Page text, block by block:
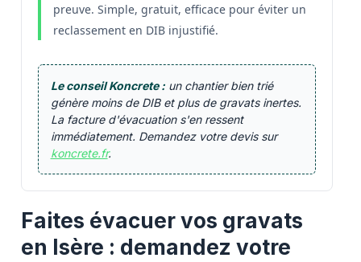
preuve. Simple, gratuit, efficace pour éviter un
reclassement en DIB injustifié.
Le conseil Koncrete :un chantier bien trié
génère moins de DIB et plus de gravats inertes.
La facture d'évacuation s'en ressent
immédiatement. Demandez votre devis sur
koncrete.fr.
Faites évacuer vos gravats
en Isère : demandez votre